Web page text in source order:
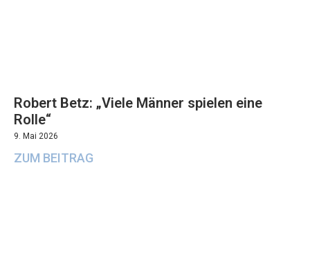
Robert Betz: „Viele Männer spielen eine
Rolle“
9. Mai 2026
ZUM BEITRAG